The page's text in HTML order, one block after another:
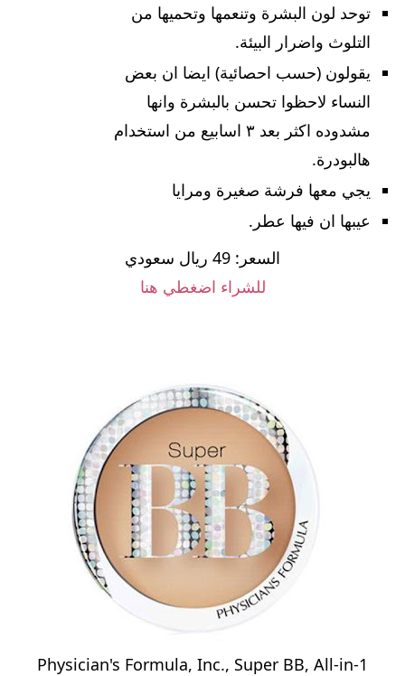
توحد لون البشرة وتنعمها وتحميها من
التلوث واضرار البيئة.
يقولون (حسب احصائية) ايضا ان بعض
النساء لاحظوا تحسن بالبشرة وانها
مشدوده اكثر بعد ٣ اسابيع من استخدام
هالبودرة.
يجي معها فرشة صغيرة ومرايا
عيبها ان فيها عطر.
السعر: 49 ريال سعودي
للشراء اضغطي هنا
Physician's Formula, Inc., Super BB, All-in-1